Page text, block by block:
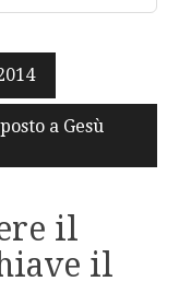
a Gesù
il
il